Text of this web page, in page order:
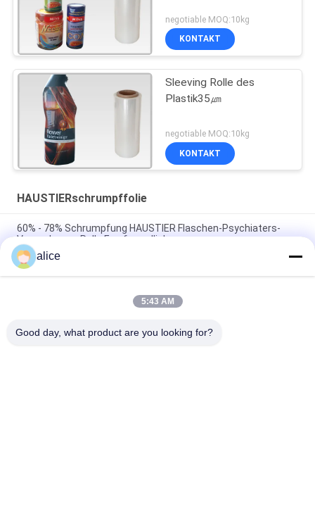
negotiable MOQ:10kg
KONTAKT
Sleeving Rolle des
Plastik35㎛
negotiable MOQ:10kg
KONTAKT
HAUSTIERschrumpffolie
60% - 78% Schrumpfung HAUSTIER Flaschen-Psychiaters-
Verpackungs-Rolle Eco freundlich
Klare feuchtigkeitsfeste HAUSTIER Schrumpffolie für
Plastikflaschen
Klare ASTM-Standard-HAUSTIER Schrumpffolie in Rolls
alice
5:43 AM
Good day, what product are you looking for?